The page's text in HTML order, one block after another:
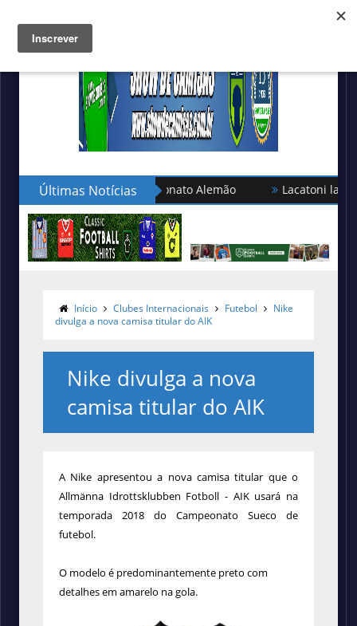
Últimas Notícias
turca no Campeonato Alemão Lacatoni lança as
Início Clubes Internacionais Futebol
Nike
divulga a nova camisa titular do AIK
Nike divulga a nova
camisa titular do AIK
A Nike apresentou a nova camisa titular que o
Allmänna Idrottsklubben Fotboll - AIK usará na
temporada 2018 do Campeonato Sueco de
futebol.
O modelo é predominantemente preto com
detalhes em amarelo na gola.